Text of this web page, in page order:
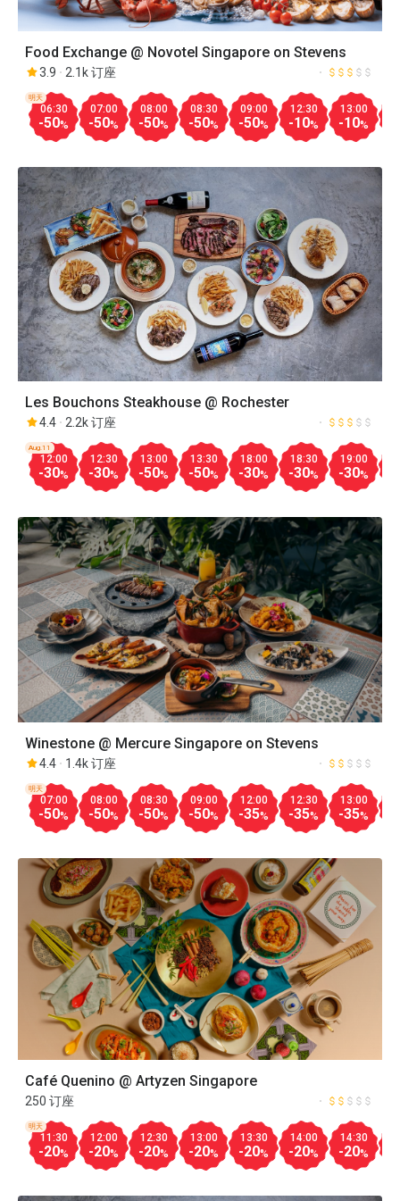
Food Exchange @ Novotel Singapore on Stevens
3.9 2.1k 订座
06:30
-50%
明天
07:00
-50%
08:00
-50%
08:30
-50%
09:00
-50%
12:30
-10%
13:00
-10%
Les Bouchons Steakhouse @ Rochester
4.4 2.2k 订座
12:00
-30%
Aug.11
12:30
-30%
13:00
-50%
13:30
-50%
18:00
-30%
18:30
-30%
19:00
-30%
Winestone @ Mercure Singapore on Stevens
4.4 1.4k 订座
07:00
-50%
明天
08:00
-50%
08:30
-50%
09:00
-50%
12:00
-35%
12:30
-35%
13:00
-35%
Café Quenino @ Artyzen Singapore
250 订座
11:30
-20%
明天
12:00
-20%
12:30
-20%
13:00
-20%
13:30
-20%
14:00
-20%
14:30
-20%